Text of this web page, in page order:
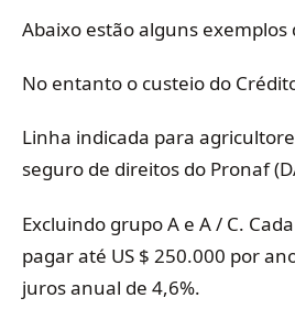
Abaixo estão alguns exemplos
No entanto o custeio do
Linha indicada para
seguro de direitos do Pronaf
Excluindo grupo A e A / C.
pagar até US $ 250.000 por
juros anual de 4,6%.